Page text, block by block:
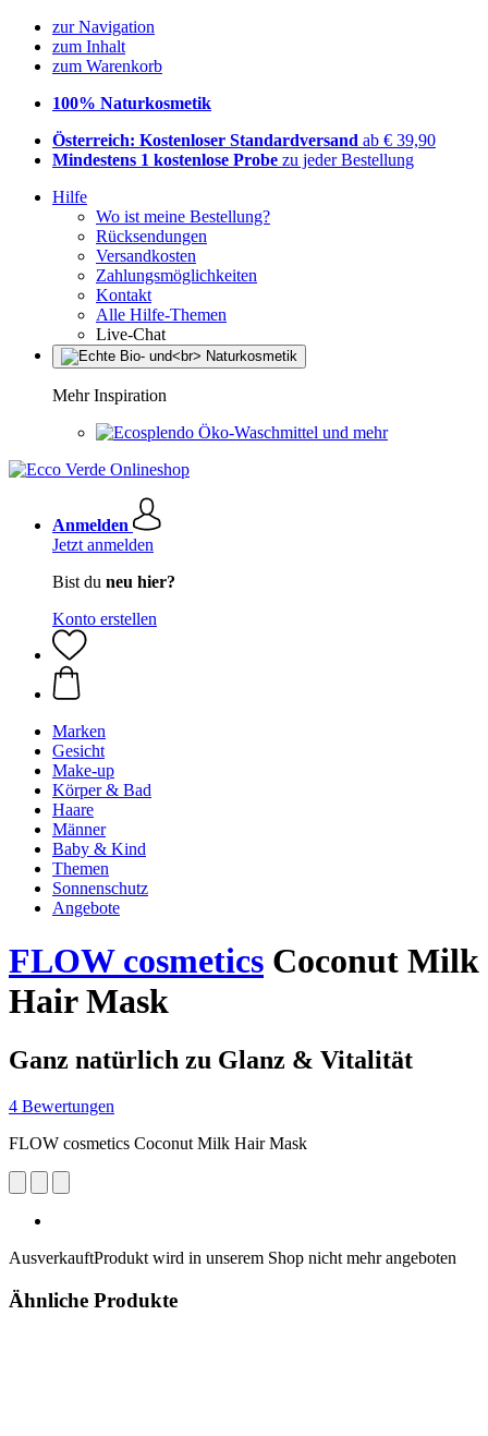
zur Navigation
zum Inhalt
zum Warenkorb
100% Naturkosmetik
Österreich: Kostenloser Standardversand ab € 39,90
Mindestens 1 kostenlose Probe zu jeder Bestellung
Hilfe
Wo ist meine Bestellung?
Rücksendungen
Versandkosten
Zahlungsmöglichkeiten
Kontakt
Alle Hilfe-Themen
Live-Chat
Mehr Inspiration
Öko-Waschmittel und mehr
Anmelden
Jetzt anmelden
Bist du neu hier?
Konto erstellen
Marken
Gesicht
Make-up
Körper & Bad
Haare
Männer
Baby & Kind
Themen
Sonnenschutz
Angebote
FLOW cosmetics Coconut Milk
Hair Mask
Ganz natürlich zu Glanz & Vitalität
4 Bewertungen
FLOW cosmetics Coconut Milk Hair Mask
AusverkauftProdukt wird in unserem Shop nicht mehr angeboten
Ähnliche Produkte